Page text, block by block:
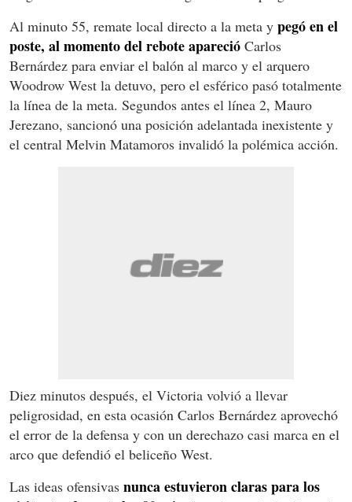
Al minuto 55, remate local directo a la meta y pegó en el
poste, al momento del rebote apareció Carlos
Bernárdez para enviar el balón al marco y el arquero
Woodrow West la detuvo, pero el esférico pasó totalmente
la línea de la meta. Segundos antes el línea 2, Mauro
Jerezano, sancionó una posición adelantada inexistente y
el central Melvin Matamoros invalidó la polémica acción.
Diez minutos después, el Victoria volvió a llevar
peligrosidad, en esta ocasión Carlos Bernárdez aprovechó
el error de la defensa y con un derechazo casi marca en el
arco que defendió el beliceño West.
Las ideas ofensivas nunca estuvieron claras para los